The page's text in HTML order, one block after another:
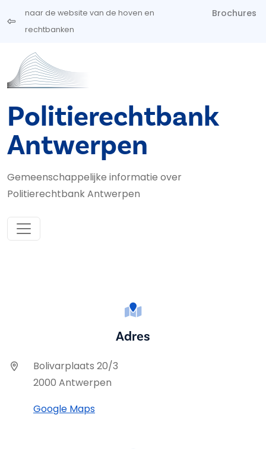
Overslaan en naar de inhoud gaan
naar de website van de hoven en
rechtbanken
Brochures
Politierechtbank
Antwerpen
Gemeenschappelijke informatie over
Politierechtbank Antwerpen
Adres
Bolivarplaats 20/3
2000 Antwerpen
Google Maps